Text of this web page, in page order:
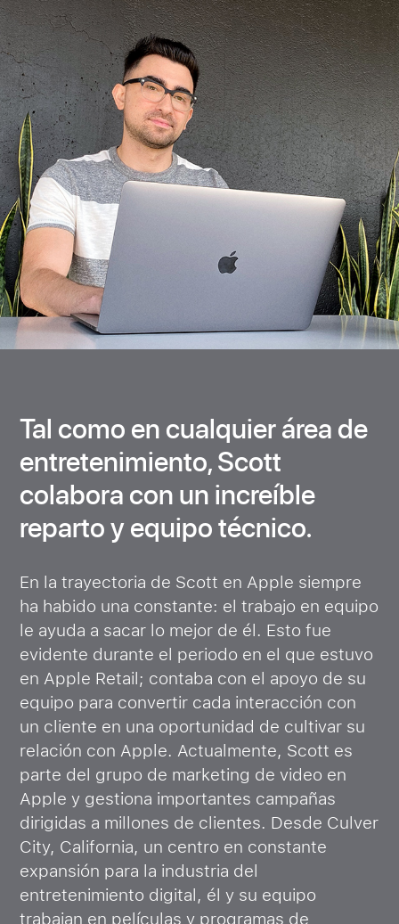
Tal como en cualquier área de
entretenimiento, Scott
colabora con un increíble
reparto y equipo técnico.
En la trayectoria de Scott en Apple siempre
ha habido una constante: el trabajo en equipo
le ayuda a sacar lo mejor de él. Esto fue
evidente durante el periodo en el que estuvo
en Apple Retail; contaba con el apoyo de su
equipo para convertir cada interacción con
un cliente en una oportunidad de cultivar su
relación con Apple. Actualmente, Scott es
parte del grupo de marketing de video en
Apple y gestiona importantes campañas
dirigidas a millones de clientes. Desde Culver
City, California, un centro en constante
expansión para la industria del
entretenimiento digital, él y su equipo
trabajan en películas y programas de